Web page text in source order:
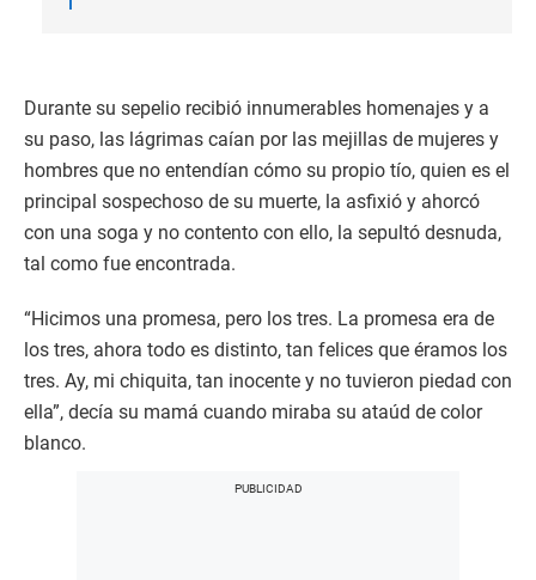
Durante su sepelio recibió innumerables homenajes y a
su paso, las lágrimas caían por las mejillas de mujeres y
hombres que no entendían cómo su propio tío, quien es el
principal sospechoso de su muerte, la asfixió y ahorcó
con una soga y no contento con ello, la sepultó desnuda,
tal como fue encontrada.
“Hicimos una promesa, pero los tres. La promesa era de
los tres, ahora todo es distinto, tan felices que éramos los
tres. Ay, mi chiquita, tan inocente y no tuvieron piedad con
ella”, decía su mamá cuando miraba su ataúd de color
blanco.